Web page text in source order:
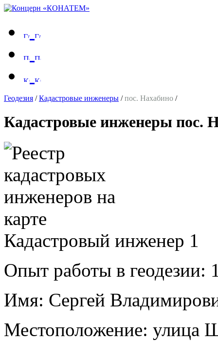
Геодезия /Кадастровые инженеры /пос. Нахабино /
Кадастровые инженеры пос.
Кадастровый инженер 1
Опыт работы в геодезии:
Имя: Сергей
Местоположение: улица